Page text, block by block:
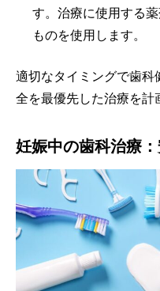
す。治療に使用する
ものを使用します。
適切なタイミングで歯科
全を最優先した治療を計
妊娠中の歯科治療